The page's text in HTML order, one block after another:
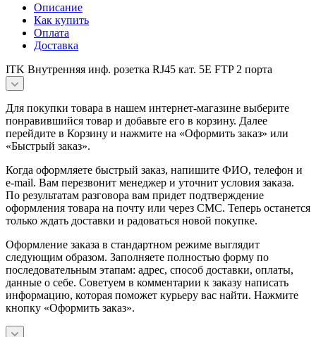
Описание
Как купить
Оплата
Доставка
ITK Внутренняя инф. розетка RJ45 кат. 5Е FTP 2 порта
Для покупки товара в нашем интернет-магазине выберите
понравившийся товар и добавьте его в корзину. Далее
перейдите в Корзину и нажмите на «Оформить заказ» или
«Быстрый заказ».
Когда оформляете быстрый заказ, напишите ФИО, телефон и
e-mail. Вам перезвонит менеджер и уточнит условия заказа.
По результатам разговора вам придет подтверждение
оформления товара на почту или через СМС. Теперь останется
только ждать доставки и радоваться новой покупке.
Оформление заказа в стандартном режиме выглядит
следующим образом. Заполняете полностью форму по
последовательным этапам: адрес, способ доставки, оплаты,
данные о себе. Советуем в комментарии к заказу написать
информацию, которая поможет курьеру вас найти. Нажмите
кнопку «Оформить заказ».